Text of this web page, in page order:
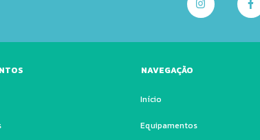
NAVEGAÇÃO
Início
Equipamentos